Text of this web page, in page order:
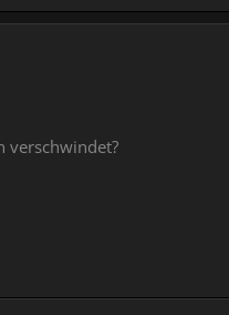
verschwindet?